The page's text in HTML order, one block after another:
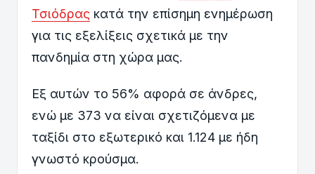
Τσιόδρας κατά την επίσημη ενημέρωση
για τις εξελίξεις σχετικά με την
πανδημία στη χώρα μας.
Εξ αυτών το 56% αφορά σε άνδρες,
ενώ με 373 να είναι σχετιζόμενα με
ταξίδι στο εξωτερικό και 1.124 με ήδη
γνωστό κρούσμα.